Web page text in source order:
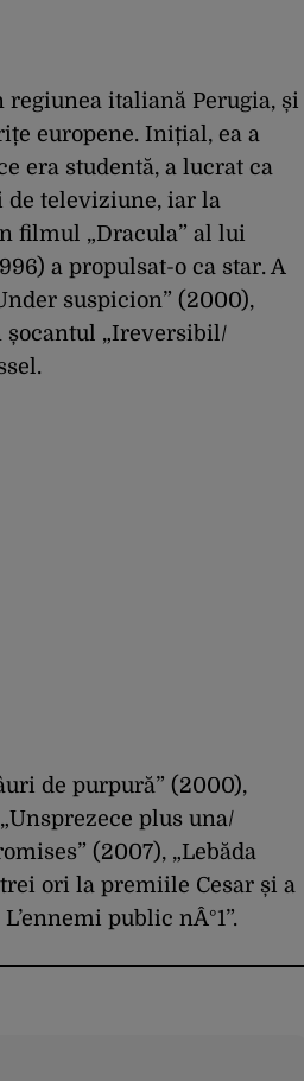
italiană Perugia, și
europene. Inițial, ea a
era studentă, a lucrat ca
de televiziune, iar la
filmul „Dracula” al lui
a propulsat-o ca star. A
suspicion” (2000),
șocantul „Ireversibil/
de purpură” (2000),
plus una/
(2007), „Lebăda
ori la premiile Cesar și a
public nÂ°1”.